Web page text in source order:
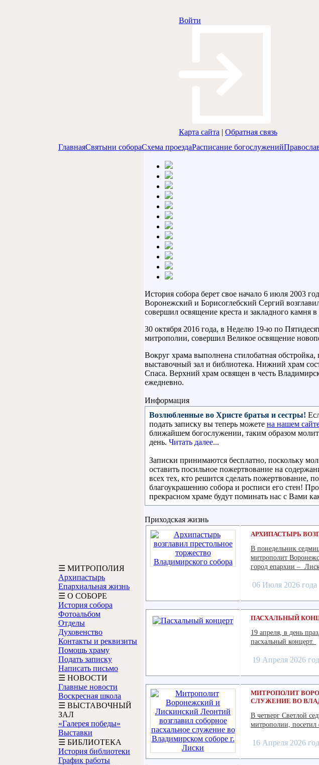
Войти
Карта сайта | Обратная связь
ГлавнаяСвятыни собораСхема проездаРасписание богослужений
☰ МИТРОПОЛИЯ
Архипастырь
Епархиальная жизнь
☰ О СОБОРЕ
История собора
Фотоальбом
Отделы
Духовенство
Контакты и реквизиты
Помощь храму
Подать записку
Написать письмо
☰ НОВОСТИ
Главные новости
Воскресная школа
☰ ВЫСТАВОЧНЫЙ
ЗАЛ
«Галерея победы»
Выставки
☰ БИБЛИОТЕКА
История библиотеки
График работы
История собора берет свое начало 6 июля 2003
Воронежский и Борисоглебский Сергий
совершил освящение креста и закладного камня в
30 октября 2016 года, в Неделю 19-ю по
митрополии, совершил Великое освящение
Вокруг храма выполнена стилобатная
выставочный зал и библиотека. Нижний храм
Спаса. Верхний храм освящен в честь
ежедневно.
Информация
Возлюбленные во Христе братья и сестры!
подать записку вы теперь можете на нашем
ближайшем богослужении, таким образом
день. Читать далее...
Записки принимаются бесплатно, поскольку
оставить посильное пожертвование на
всех тех, кто решится сделать пожертвование,
благоукрашению собора и росписи его стен!
прекрасном храме будут поминать нас с Вами
Приходская жизнь
АРХИПАСТЫРЬ
В понедельник
митрополит
город епархии –
06 Июля 2026 года
ПАСХАЛЬНЫЙ
19 апреля, в день
пасхальный концерт.
19 Апреля 2026
МИТРОПОЛИТ
СЛУЖЕНИЕ ВО
В четверг Светлой
митрополии, посетил
16 Апреля 2026